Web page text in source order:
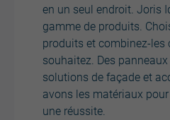
en un seul endroit. Joris
gamme de produits.
produits et combinez-les
souhaitez. Des
solutions de façade et
avons les matériaux
une réussite.